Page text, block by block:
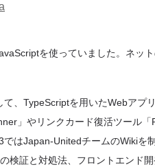
を使っていました。ネッ
、TypeScriptを用いたWebアプ
」やリンクカード復活ツール
はJapan-UnitedチームのWikiを
検証と対処法、フロントエンド開